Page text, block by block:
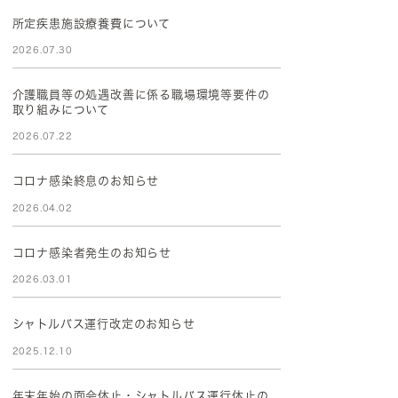
所定疾患施設療養費について
2026.07.30
介護職員等の処遇改善に係る職場環境等要件の
取り組みについて
2026.07.22
コロナ感染終息のお知らせ
2026.04.02
コロナ感染者発生のお知らせ
2026.03.01
シャトルバス運行改定のお知らせ
2025.12.10